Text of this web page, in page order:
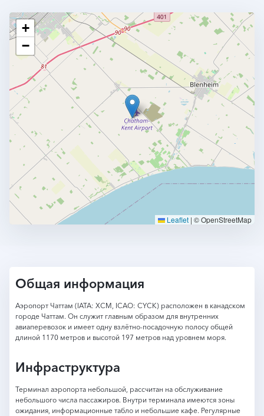
+
−
Leaflet | © OpenStreetMap
Общая информация
Аэропорт Чаттам (IATA: XCM, ICAO: CYCK) расположен в канадском
городе Чаттам. Он служит главным образом для внутренних
авиаперевозок и имеет одну взлётно-посадочную полосу общей
длиной 1170 метров и высотой 197 метров над уровнем моря.
Инфраструктура
Терминал аэропорта небольшой, рассчитан на обслуживание
небольшого числа пассажиров. Внутри терминала имеются зоны
ожидания, информационные табло и небольшие кафе. Регулярные